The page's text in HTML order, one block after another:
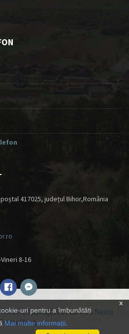
x
uri pentru a îmbunătăți
Mai multe informații
417025, județul Bihor,România
8-16
Aușeu|Creat cu ♥ de Nexia
.